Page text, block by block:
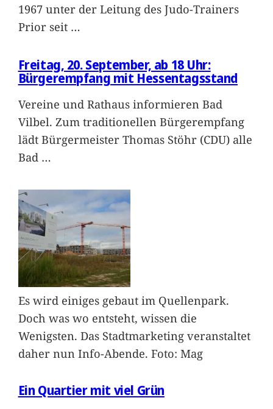
1967 unter der Leitung des Judo-Trainers
Prior seit …
Freitag, 20. September, ab 18 Uhr:
Bürgerempfang mit Hessentagsstand
Vereine und Rathaus informieren Bad
Vilbel. Zum traditionellen Bürgerempfang
lädt Bürgermeister Thomas Stöhr (CDU) alle
Bad …
Es wird einiges gebaut im Quellenpark.
Doch was wo entsteht, wissen die
Wenigsten. Das Stadtmarketing veranstaltet
daher nun Info-Abende. Foto: Mag
Ein Quartier mit viel Grün